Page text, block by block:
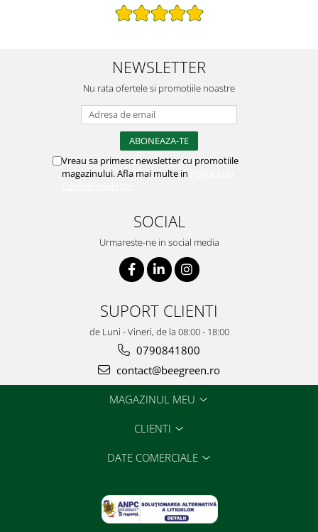
NEWSLETTER
Nu rata ofertele si promotiile noastre
Vreau sa primesc newsletter cu promotiile
magazinului. Afla mai multe in
SOCIAL
Urmareste-ne in social media
SUPORT CLIENTI
de Luni - Vineri, de la 08:00 - 18:00
0790841800
contact@beegreen.ro
MAGAZINUL MEU
CLIENTI
DATE COMERCIALE